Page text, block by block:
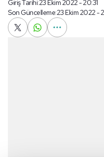
Giriş Tarihi:23 Ekim 2022 - 20:31
Son Güncelleme:23 Ekim 2022 -